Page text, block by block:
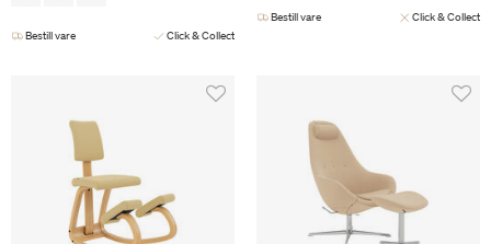
Bestill vare Click & Collect
Bestill vare Click & Collect